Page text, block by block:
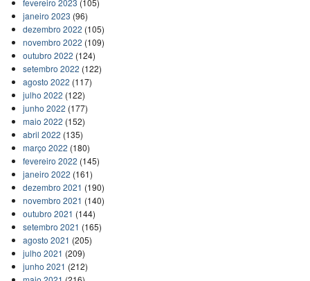
janeiro 2023 (96)
dezembro 2022 (105)
novembro 2022 (109)
outubro 2022 (124)
setembro 2022 (122)
agosto 2022 (117)
julho 2022 (122)
junho 2022 (177)
maio 2022 (152)
abril 2022 (135)
março 2022 (180)
fevereiro 2022 (145)
janeiro 2022 (161)
dezembro 2021 (190)
novembro 2021 (140)
outubro 2021 (144)
setembro 2021 (165)
agosto 2021 (205)
julho 2021 (209)
junho 2021 (212)